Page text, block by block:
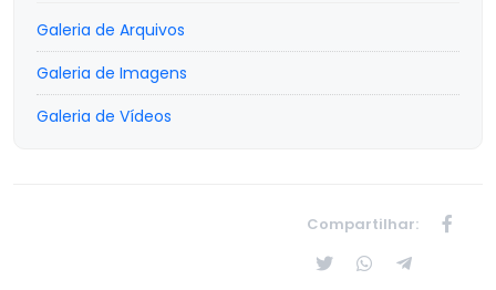
Galeria de Arquivos
Galeria de Imagens
Galeria de Vídeos
Compartilhar: